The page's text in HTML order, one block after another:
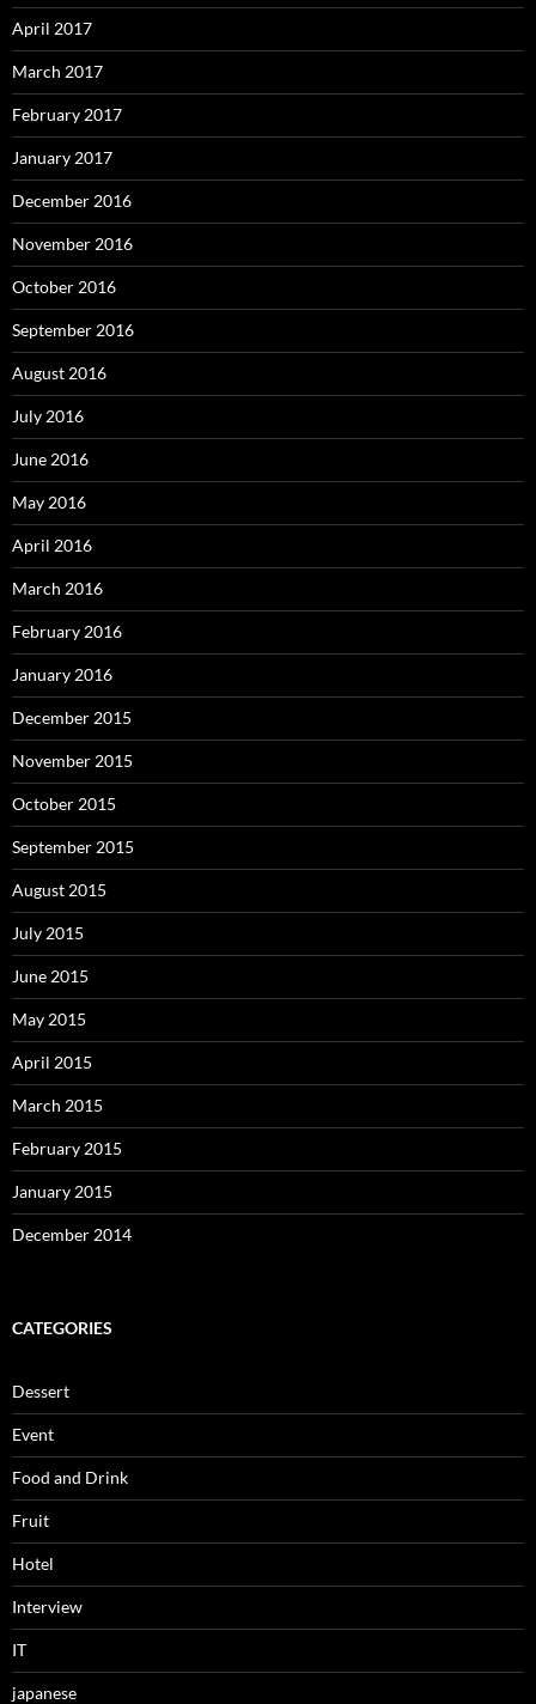
April 2017
March 2017
February 2017
January 2017
December 2016
November 2016
October 2016
September 2016
August 2016
July 2016
June 2016
May 2016
April 2016
March 2016
February 2016
January 2016
December 2015
November 2015
October 2015
September 2015
August 2015
July 2015
June 2015
May 2015
April 2015
March 2015
February 2015
January 2015
December 2014
CATEGORIES
Dessert
Event
Food and Drink
Fruit
Hotel
Interview
IT
japanese